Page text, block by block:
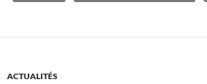
ACTUALITÉS